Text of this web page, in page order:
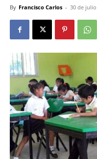
By Francisco Carlos - 30 de